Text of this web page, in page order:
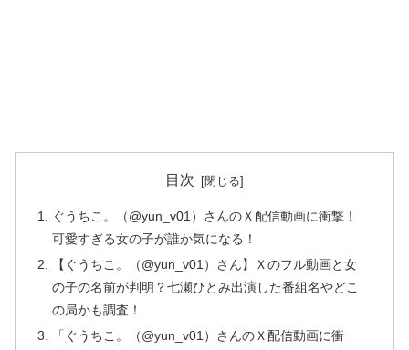
目次
ぐうちこ。（@yun_v01）さんのＸ配信動画に衝撃！
可愛すぎる女の子が誰か気になる！
【ぐうちこ。（@yun_v01）さん】Ｘのフル動画と女
の子の名前が判明？七瀬ひとみ出演した番組名やどこ
の局かも調査！
「ぐうちこ。（@yun_v01）さんのＸ配信動画に衝